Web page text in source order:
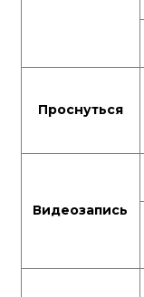
Проснуться
Видеозапись